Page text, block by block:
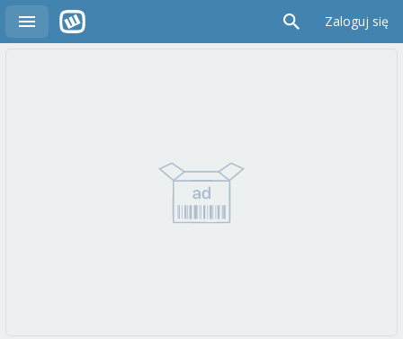
Zaloguj się